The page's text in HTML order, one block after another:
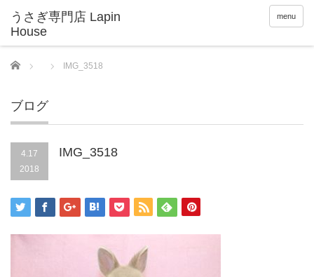
menu
Home IMG_3518
ブログ
4.17
2018
IMG_3518